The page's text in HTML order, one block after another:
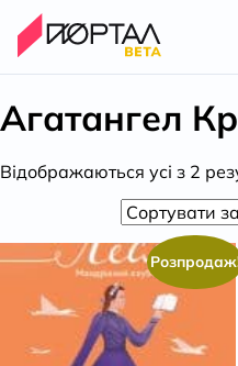
Агатангел
Відображаються усі з 2